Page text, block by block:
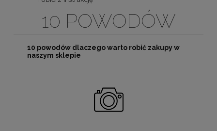
10 POWODÓW
10 powodów dlaczego warto robić zakupy w
naszym sklepie